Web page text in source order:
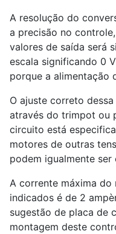
A resolução do
a precisão no
valores de saída será
escala significando 0
porque a alimentação
O ajuste correto
através do trimpot ou
circuito está
motores de outras
podem igualmente ser
A corrente máxima
indicados é de 2
sugestão de placa de
montagem deste